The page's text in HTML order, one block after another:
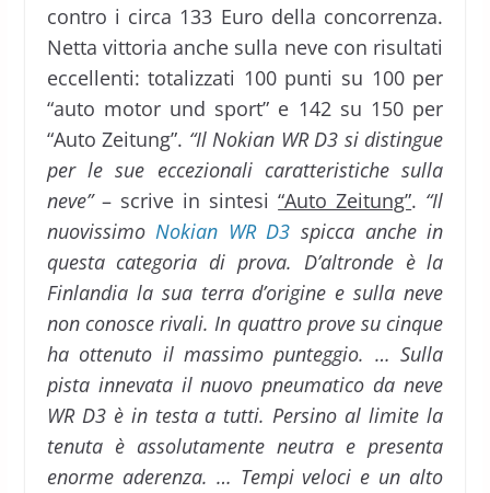
contro i circa 133 Euro della concorrenza.
Netta vittoria anche sulla neve con risultati
eccellenti: totalizzati 100 punti su 100 per
“auto motor und sport” e 142 su 150 per
“Auto Zeitung”. “Il Nokian WR D3 si distingue
per le sue eccezionali caratteristiche sulla
neve”– scrive in sintesi“Auto Zeitung”. “Il
nuovissimoNokian WR D3 spicca anche in
questa categoria di prova. D’altronde è la
Finlandia la sua terra d’origine e sulla neve
non conosce rivali. In quattro prove su cinque
ha ottenuto il massimo punteggio. … Sulla
pista innevata il nuovo pneumatico da neve
WR D3 è in testa a tutti. Persino al limite la
tenuta è assolutamente neutra e presenta
enorme aderenza. … Tempi veloci e un alto